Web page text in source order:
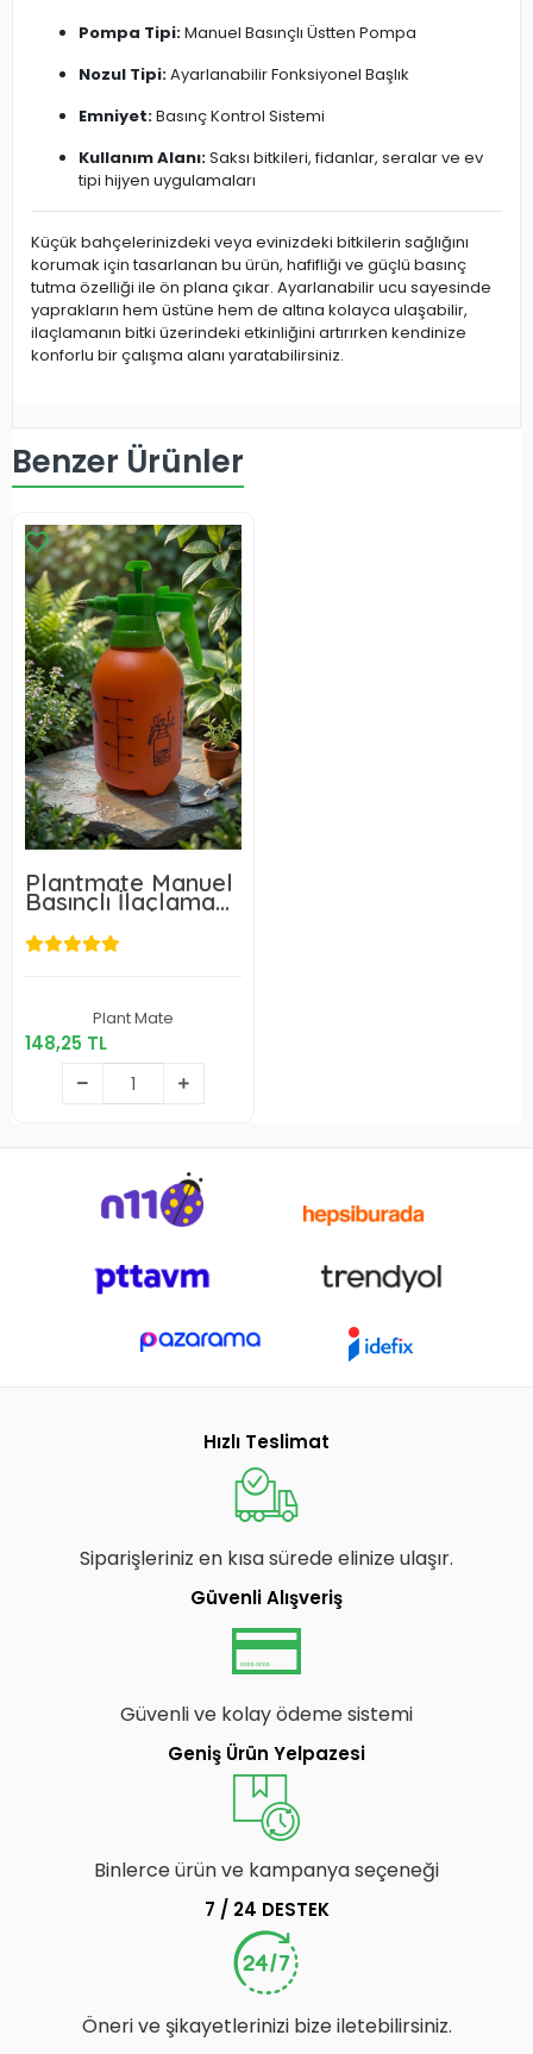
Pompa Tipi:Manuel Basınçlı Üstten Pompa
Nozul Tipi:Ayarlanabilir Fonksiyonel Başlık
Emniyet:Basınç Kontrol Sistemi
Kullanım Alanı:Saksı bitkileri, fidanlar, seralar ve ev
tipi hijyen uygulamaları
Küçük bahçelerinizdeki veya evinizdeki bitkilerin sağlığını
korumak için tasarlanan bu ürün, hafifliği ve güçlü basınç
tutma özelliği ile ön plana çıkar. Ayarlanabilir ucu sayesinde
yaprakların hem üstüne hem de altına kolayca ulaşabilir,
ilaçlamanın bitki üzerindeki etkinliğini artırırken kendinize
konforlu bir çalışma alanı yaratabilirsiniz.
Benzer Ürünler
Plantmate Manuel
Basınçlı İlaçlama
Pompası 2 L
Plant Mate
148,25 TL
148,25 TL
Sepete Ekle
Hızlı Teslimat
Siparişleriniz en kısa sürede elinize ulaşır.
Güvenli Alışveriş
Güvenli ve kolay ödeme sistemi
Geniş Ürün Yelpazesi
Binlerce ürün ve kampanya seçeneği
7 / 24 DESTEK
Öneri ve şikayetlerinizi bize iletebilirsiniz.